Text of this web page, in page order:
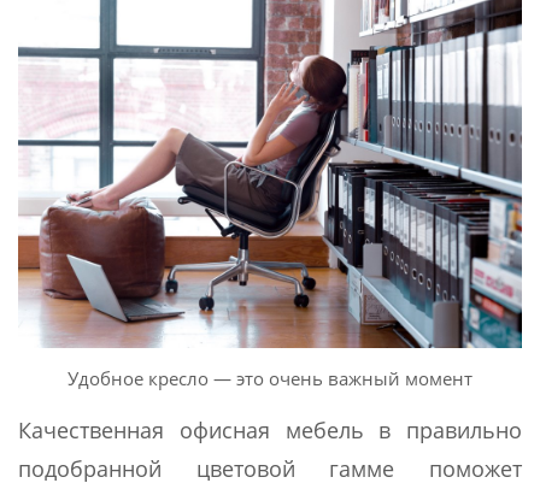
Удобное кресло — это очень важный момент
Качественная офисная мебель в правильно
подобранной цветовой гамме поможет